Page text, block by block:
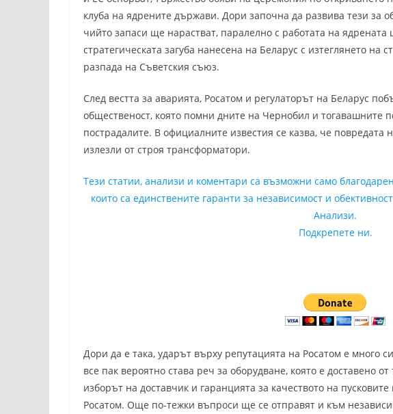
клуба на ядрените държави. Дори започна да развива тези за
чийто запаси ще нарастват, паралелно с работата на
стратегическата загуба нанесена на Беларус с изтеглянето на
разпада на Съветския съюз.
След вестта за аварията, Росатом и регулаторът на Беларус
общественост, която помни дните на Чернобил и тогавашните
пострадалите. В официалните известия се казва, че повредата
излезли от строя трансформатори.
Тези статии, анализи и коментари са възможни само
които са единствените гаранти за независимост и
Анализи.
Подкрепете ни.
Дори да е така, ударът върху репутацията на Росатом е много
все пак вероятно става реч за оборудване, която е доставено
изборът на доставчик и гаранцията за качеството на
Росатом. Още по-тежки въпроси ще се отправят и към